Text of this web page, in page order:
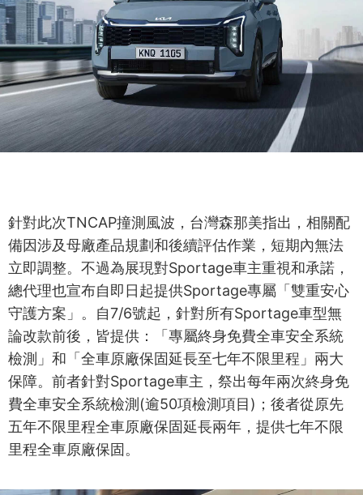
針對此次TNCAP撞測風波，台灣森那美指出，相關配
備因涉及母廠產品規劃和後續評估作業，短期內無法
立即調整。不過為展現對Sportage車主重視和承諾，
總代理也宣布自即日起提供Sportage專屬「雙重安心
守護方案」。自7/6號起，針對所有Sportage車型無
論改款前後，皆提供：「專屬終身免費全車安全系統
檢測」和「全車原廠保固延長至七年不限里程」兩大
保障。前者針對Sportage車主，祭出每年兩次終身免
費全車安全系統檢測(逾50項檢測項目)；後者從原先
五年不限里程全車原廠保固延長兩年，提供七年不限
里程全車原廠保固。